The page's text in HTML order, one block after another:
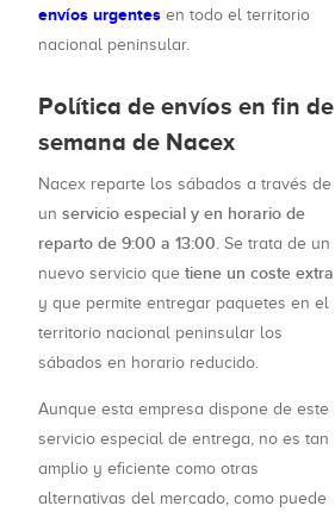
envíos urgentes en todo el territorio
nacional peninsular.
Política de envíos en fin de
semana de Nacex
Nacex reparte los sábados a través de
un servicio especial y en horario de
reparto de 9:00 a 13:00 . Se trata de un
nuevo servicio que tiene un coste extra
y que permite entregar paquetes en el
territorio nacional peninsular los
sábados en horario reducido.
Aunque esta empresa dispone de este
servicio especial de entrega, no es tan
amplio y eficiente como otras
alternativas del mercado, como puede